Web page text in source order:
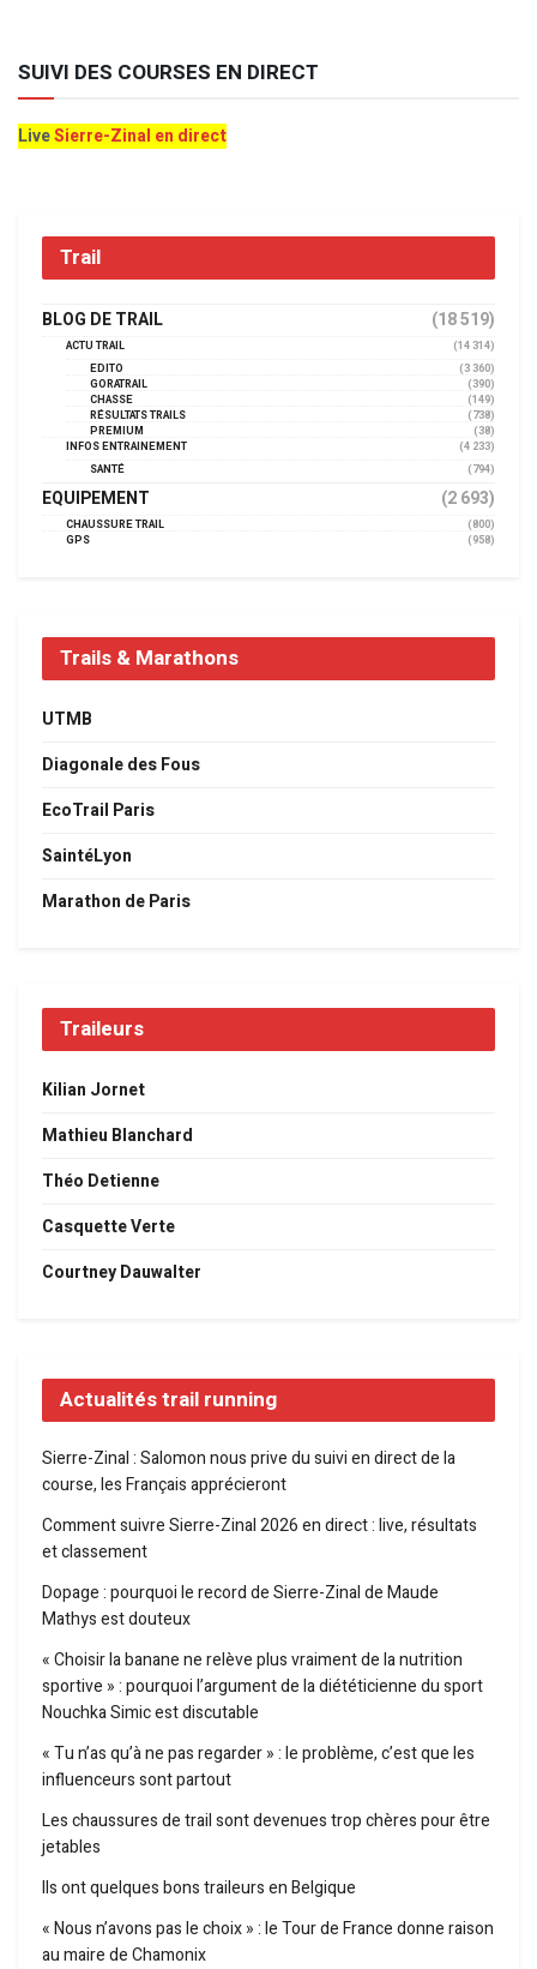
SUIVI DES COURSES EN DIRECT
LiveSierre-Zinal en direct
Trail
BLOG DE TRAIL (18 519)
ACTU TRAIL
(14 314)
EDITO
(3 360)
GORATRAIL
(390)
CHASSE
(149)
RÉSULTATS TRAILS
(738)
PREMIUM
(38)
INFOS ENTRAINEMENT
(4 233)
SANTÉ
(794)
EQUIPEMENT (2 693)
CHAUSSURE TRAIL
(800)
GPS
(958)
Trails & Marathons
UTMB
Diagonale des Fous
EcoTrail Paris
SaintéLyon
Marathon de Paris
Traileurs
Kilian Jornet
Mathieu Blanchard
Théo Detienne
Casquette Verte
Courtney Dauwalter
Actualités trail running
Sierre-Zinal : Salomon nous prive du suivi en direct de la
course, les Français apprécieront
Comment suivre Sierre-Zinal 2026 en direct : live, résultats
et classement
Dopage : pourquoi le record de Sierre-Zinal de Maude
Mathys est douteux
« Choisir la banane ne relève plus vraiment de la nutrition
sportive » : pourquoi l’argument de la diététicienne du sport
Nouchka Simic est discutable
« Tu n’as qu’à ne pas regarder » : le problème, c’est que les
influenceurs sont partout
Les chaussures de trail sont devenues trop chères pour être
jetables
Ils ont quelques bons traileurs en Belgique
« Nous n’avons pas le choix » : le Tour de France donne raison
au maire de Chamonix